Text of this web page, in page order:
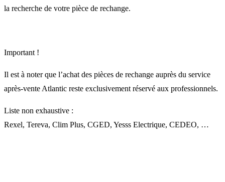
la recherche de votre pièce de rechange.
Important !
Il est à noter que l’achat des pièces de rechange auprès du service
après-vente Atlantic reste exclusivement réservé aux professionnels.
Liste non exhaustive :
Rexel, Tereva, Clim Plus, CGED, Yesss Electrique, CEDEO, …